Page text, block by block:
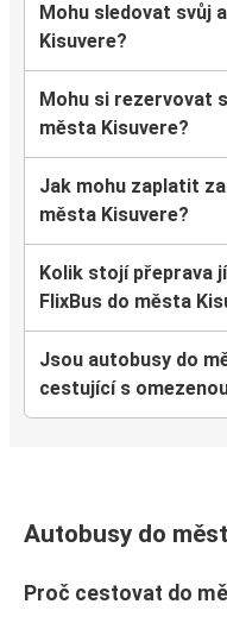
Mohu sledovat svůj
Kisuvere?
Mohu si rezervovat
města Kisuvere?
Jak mohu zaplatit
města Kisuvere?
Kolik stojí přeprava
FlixBus do města
Jsou autobusy do
cestující s
Autobusy do
Proč cestovat do